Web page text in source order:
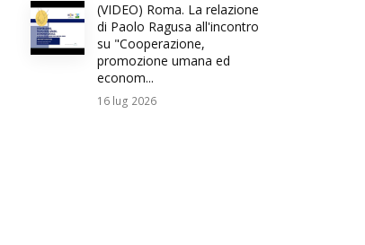
(VIDEO) Roma. La relazione
di Paolo Ragusa all'incontro
su "Cooperazione,
promozione umana ed
econom...
16 lug 2026